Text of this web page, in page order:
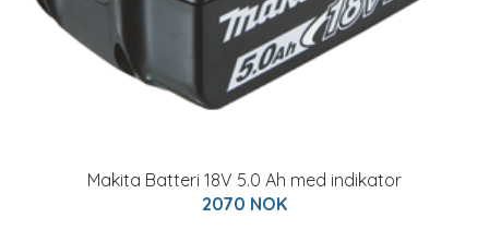
Makita Batteri 18V 5.0 Ah med indikator
2070 NOK